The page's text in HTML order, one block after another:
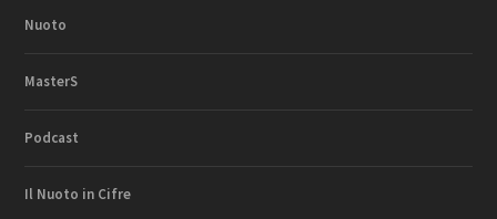
Nuoto
MasterS
Podcast
Il Nuoto in Cifre